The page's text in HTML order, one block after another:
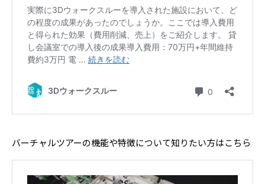
バーチャルツアーの機能や特徴について知りたい方はこちら